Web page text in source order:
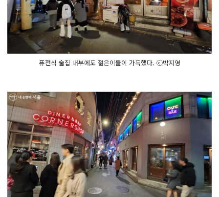
퓨전식 술집 내부에도 젊은이들이 가득했다. ⓒ박지영